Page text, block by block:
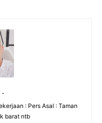
.
: Pers Asal : Taman
barat ntb